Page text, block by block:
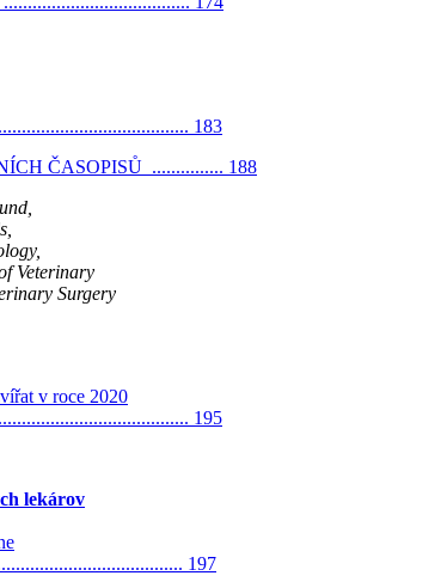
183
ČASOPISŮ ............... 188
Veterinary
Surgery
v roce 2020
195
lekárov
197